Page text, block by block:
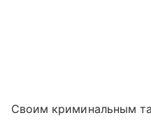
Своим криминальным